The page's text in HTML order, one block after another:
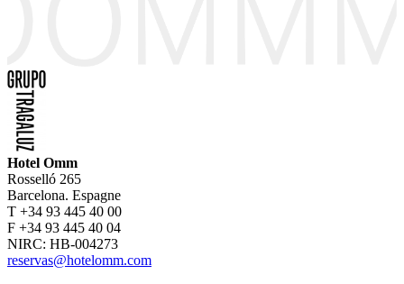
Hotel Omm
Rosselló 265
Barcelona. Espagne
T +34 93 445 40 00
F +34 93 445 40 04
NIRC: HB-004273
reservas@hotelomm.com